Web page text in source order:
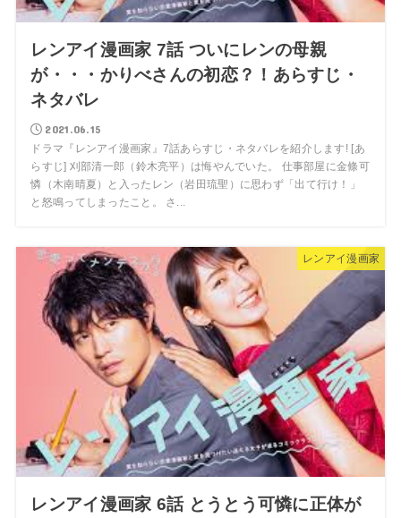
レンアイ漫画家 7話 ついにレンの母親
が・・・かりべさんの初恋？！あらすじ・
ネタバレ
2021.06.15
ドラマ『レンアイ漫画家』7話あらすじ・ネタバレを紹介します! [あ
らすじ] 刈部清一郎（鈴木亮平）は悔やんでいた。 仕事部屋に金條可
憐（木南晴夏）と入ったレン（岩田琉聖）に思わず「出て行け！」
と怒鳴ってしまったこと。 さ...
レンアイ漫画家
レンアイ漫画家 6話 とうとう可憐に正体が